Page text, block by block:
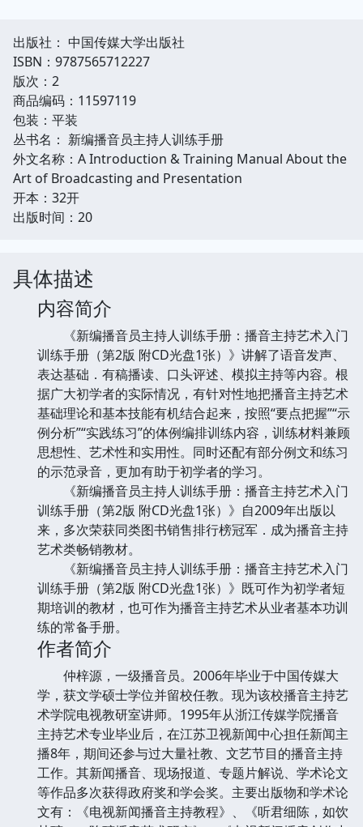
出版社： 中国传媒大学出版社
ISBN：9787565712227
版次：2
商品编码：11597119
包装：平装
丛书名： 新编播音员主持人训练手册
外文名称：A Introduction & Training Manual About the
Art of Broadcasting and Presentation
开本：32开
出版时间：20
具体描述
内容简介
《新编播音员主持人训练手册：播音主持艺术入门
训练手册（第2版 附CD光盘1张）》讲解了语音发声、
表达基础．有稿播读、口头评述、模拟主持等内容。根
据广大初学者的实际情况，有针对性地把播音主持艺术
基础理论和基本技能有机结合起来，按照“要点把握”“示
例分析”“实践练习”的体例编排训练内容，训练材料兼顾
思想性、艺术性和实用性。同时还配有部分例文和练习
的示范录音，更加有助于初学者的学习。
《新编播音员主持人训练手册：播音主持艺术入门
训练手册（第2版 附CD光盘1张）》自2009年出版以
来，多次荣获同类图书销售排行榜冠军．成为播音主持
艺术类畅销教材。
《新编播音员主持人训练手册：播音主持艺术入门
训练手册（第2版 附CD光盘1张）》既可作为初学者短
期培训的教材，也可作为播音主持艺术从业者基本功训
练的常备手册。
作者简介
仲梓源，一级播音员。2006年毕业于中国传媒大
学，获文学硕士学位并留校任教。现为该校播音主持艺
术学院电视教研室讲师。1995年从浙江传媒学院播音
主持艺术专业毕业后，在江苏卫视新闻中心担任新闻主
播8年，期间还参与过大量社教、文艺节目的播音主持
工作。其新闻播音、现场报道、专题片解说、学术论文
等作品多次获得政府奖和学会奖。主要出版物和学术论
文有：《电视新闻播音主持教程》、《听君细陈，如饮